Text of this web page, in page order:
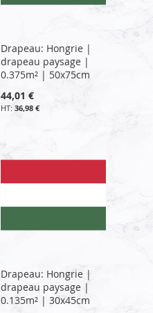
Drapeau: Hongrie |
drapeau paysage |
0.375m² | 50x75cm
44,01 €
36,98 €
Drapeau: Hongrie |
drapeau paysage |
0.135m² | 30x45cm